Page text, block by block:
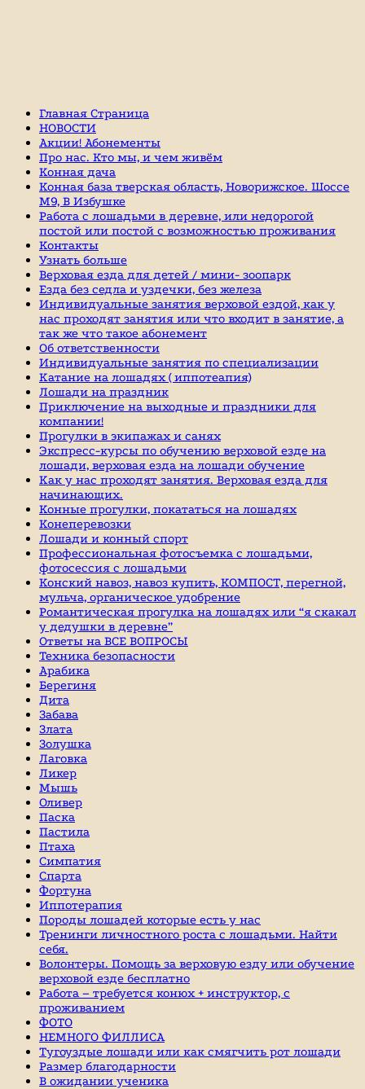
Главная Страница
НОВОСТИ
Акции! Абонементы
Про нас. Кто мы, и чем живём
Конная дача
Конная база тверская область, Новорижское. Шоссе
М9, В Избушке
Работа с лошадьми в деревне, или недорогой
постой или постой с возможностью проживания
Контакты
Узнать больше
Верховая езда для детей / мини- зоопарк
Езда без седла и уздечки, без железа
Индивидуальные занятия верховой ездой, как у
нас проходят занятия или что входит в занятие, а
так же что такое абонемент
Об ответственности
Индивидуальные занятия по специализации
Катание на лошадях ( иппотеапия)
Лошади на праздник
Приключение на выходные и праздники для
компании!
Прогулки в экипажах и санях
Экспресс-курсы по обучению верховой езде на
лошади, верховая езда на лошади обучение
Как у нас проходят занятия. Верховая езда для
начинающих.
Конные прогулки, покататься на лошадях
Конеперевозки
Лошади и конный спорт
Профессиональная фотосъемка с лошадьми,
фотосессия с лошадьми
Конский навоз, навоз купить, КОМПОСТ, перегной,
мульча, органическое удобрение
Романтическая прогулка на лошадях или “я скакал
у дедушки в деревне”
Ответы на ВСЕ ВОПРОСЫ
Техника безопасности
Арабика
Берегиня
Дита
Забава
Злата
Золушка
Лаговка
Ликер
Мышь
Оливер
Паска
Пастила
Птаха
Симпатия
Спарта
Фортуна
Иппотерапия
Породы лошадей которые есть у нас
Тренинги личностного роста с лошадьми. Найти
себя.
Волонтеры. Помощь за верховую езду или обучение
верховой езде бесплатно
Работа – требуется конюх + инструктор, с
проживанием
ФОТО
НЕМНОГО ФИЛЛИСА
Тугоуздые лошади или как смягчить рот лошади
Размер благодарности
В ожидании ученика